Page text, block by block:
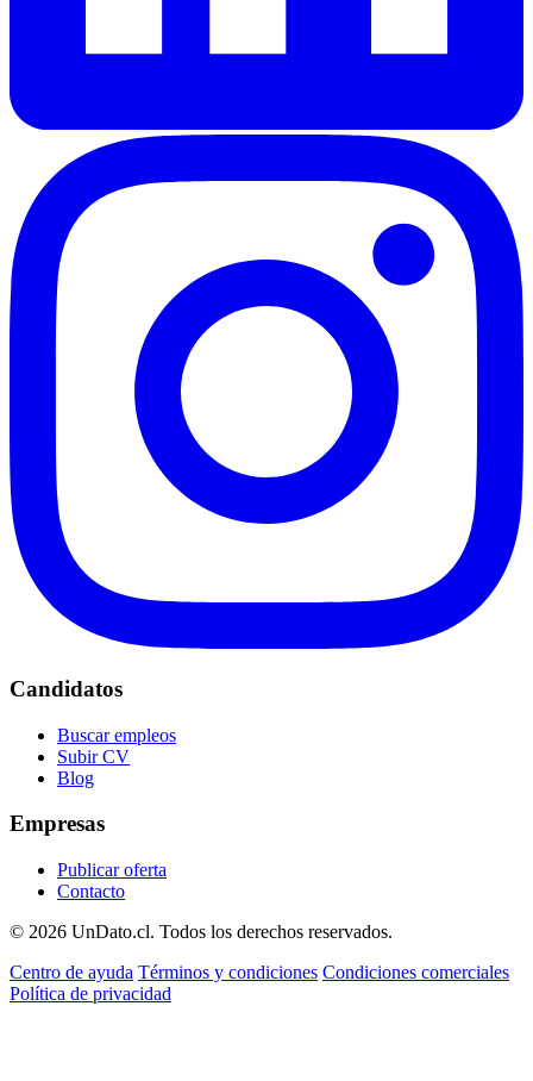
Candidatos
Buscar empleos
Subir CV
Blog
Empresas
Publicar oferta
Contacto
© 2026 UnDato.cl. Todos los derechos reservados.
Centro de ayuda Términos y condiciones Condiciones comerciales
Política de privacidad